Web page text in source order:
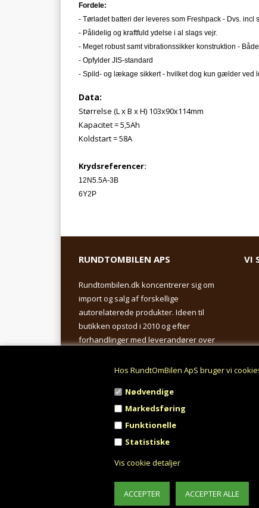
Hos RundtOmBilen ApS bruger vi
Nødvendige
Markedsføring
Funktionelle
Statistiske
Vis cookie detaljer
Fordele:
- Tørladet batteri der leveres som Freshpack - Dvs. incl
- Pålidelig og kraftfuld ydelse i al slags vejr.
- Meget robust samt vibrationssikker konstruktion -
- Opfylder JIS-standard
- Spild- og lækage sikkert - hvilket dog kun gælder ved
Data:
Størrelse (L x B x H) 103x90x114mm
Kapacitet = 5,5Ah
Koldstart = 58A
Krydsreferencer:
12N5.5A-3B
6Y2P
RUNDTOMBILEN APS
Rundtombilen.dk koncentrerer sig om
import og salg af forskellige
autorelaterede produkter. Ideen til
butikken opstod i 2010 og efter
forhandlinger med leverandører over
CVR: 33 57 55 64
26 100 963(Hverdage 10.00 – 15.00)
info@rundtombilen.dk
VI